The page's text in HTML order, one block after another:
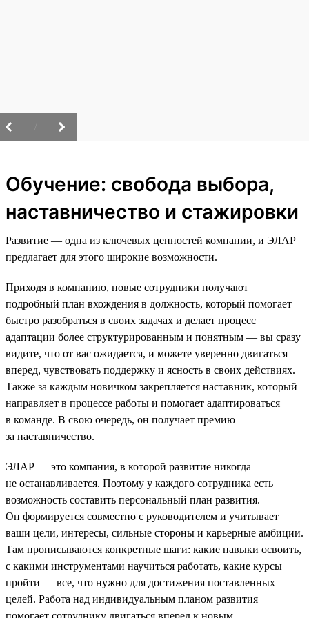
Обучение: свобода выбора,
наставничество и стажировки
Развитие — одна из ключевых ценностей компании, и ЭЛАР
предлагает для этого широкие возможности.
Приходя в компанию, новые сотрудники получают
подробный план вхождения в должность, который помогает
быстро разобраться в своих задачах и делает процесс
адаптации более структурированным и понятным — вы сразу
видите, что от вас ожидается, и можете уверенно двигаться
вперед, чувствовать поддержку и ясность в своих действиях.
Также за каждым новичком закрепляется наставник, который
направляет в процессе работы и помогает адаптироваться
в команде. В свою очередь, он получает премию
за наставничество.
ЭЛАР — это компания, в которой развитие никогда
не останавливается. Поэтому у каждого сотрудника есть
возможность составить персональный план развития.
Он формируется совместно с руководителем и учитывает
ваши цели, интересы, сильные стороны и карьерные амбиции.
Там прописываются конкретные шаги: какие навыки освоить,
с какими инструментами научиться работать, какие курсы
пройти — все, что нужно для достижения поставленных
целей. Работа над индивидуальным планом развития
помогает сотруднику двигаться вперед к новым